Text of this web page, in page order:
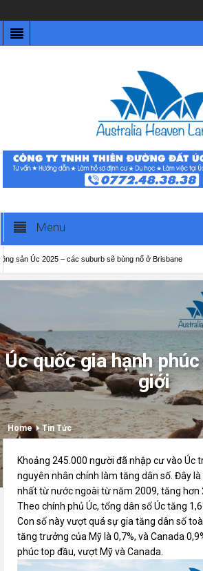
Menu
Úc 2025 – các suburb sẽ bùng nổ ở Brisbane Bất
Úc quốc gia hạnh
giới
Home Tin Tức
Khoảng 245.000 người đã nhập cư vào Úc
nguyên nhân chính làm tăng dân số. Đây
nhất từ nước ngoài từ năm 2009, tăng hơn
Theo chính phủ Úc, tổng dân số Úc tăng
Con số này vượt quá sự gia tăng dân số
tăng trưởng của Mỹ là 0,7%, và Canada
phúc top đầu, vượt Mỹ và Canada.